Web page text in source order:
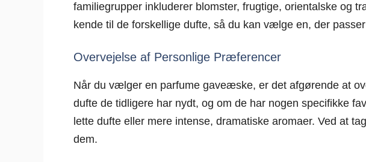
familiegrupper inkluderer blomster, frugtige, orientalske
kende til de forskellige dufte, så du kan vælge en, der
Overvejelse af Personlige Præferencer
Når du vælger en parfume gaveæske, er det afgørende at
dufte de tidligere har nydt, og om de har nogen specifikke
lette dufte eller mere intense, dramatiske aromaer. Ved at
dem.